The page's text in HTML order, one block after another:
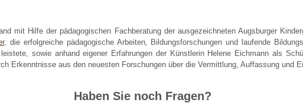
mit Hilfe der pädagogischen Fachberatung der ausgezeichneten Augsburger
, die erfolgreiche pädagogische Arbeiten, Bildungsforschungen und laufende
sowie anhand eigener Erfahrungen der Künstlerin Helene Eichmann als
Erkenntnisse aus den neuesten Forschungen über die Vermittlung, Auffassung und
Haben Sie noch Fragen?